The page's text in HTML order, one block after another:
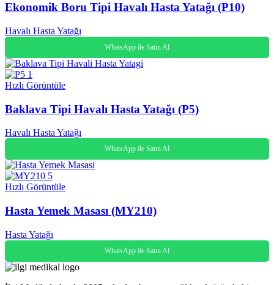
Ekonomik Boru Tipi Havalı Hasta Yatağı (P10)
Havalı Hasta Yatağı
WhatsApp ile Satın Al
Hızlı Görüntüle
Baklava Tipi Havalı Hasta Yatağı (P5)
Havalı Hasta Yatağı
WhatsApp ile Satın Al
Hızlı Görüntüle
Hasta Yemek Masası (MY210)
Hasta Yatağı
WhatsApp ile Satın Al